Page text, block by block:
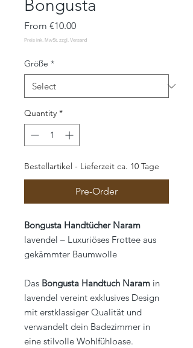
Bongusta
From €10.00Sale
Price
Größe *
Quantity *
Bestellartikel - Lieferzeit ca. 10 Tage
Pre-Order
Bongusta Handtücher Naram
lavendel – Luxuriöses Frottee aus
gekämmter Baumwolle
Das Bongusta Handtuch Naram in
lavendel vereint exklusives Design
mit erstklassiger Qualität und
verwandelt dein Badezimmer in
eine stilvolle Wohlfühloase.